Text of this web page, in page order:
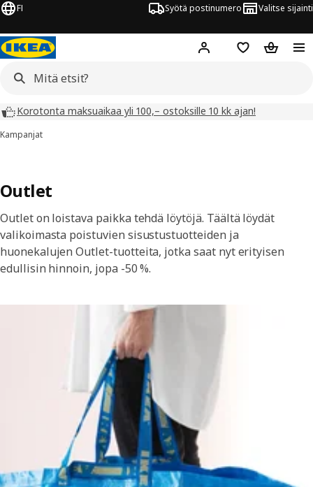
FI Syötä postinumero Valitse sijainti
Hej! Kirjaudu sisään
Suosikit
Korotonta maksuaikaa yli 100,– ostoksille 10 kk ajan!
Kampanjat
Outlet
Outlet on loistava paikka tehdä löytöjä. Täältä löydät
valikoimasta poistuvien sisustustuotteiden ja
huonekalujen Outlet-tuotteita, jotka saat nyt erityisen
edullisin hinnoin, jopa -50 %.